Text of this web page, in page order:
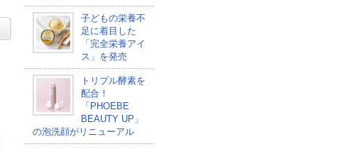
子どもの栄養不
足に着目した
「完全栄養アイ
ス」を発売
トリプル酵素を
配合！
「PHOEBE
BEAUTY UP」
の泡洗顔がリニューアル